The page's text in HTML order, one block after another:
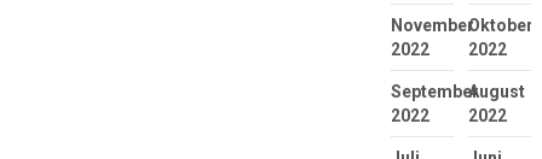
November
2022
Oktober
2022
September
2022
August
2022